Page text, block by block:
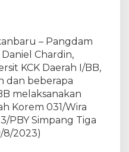
– Pangdam
Chardin,
KCK Daerah I/BB,
dan beberapa
melaksanakan
Korem 031/Wira
PBY Simpang Tiga
8/2023)